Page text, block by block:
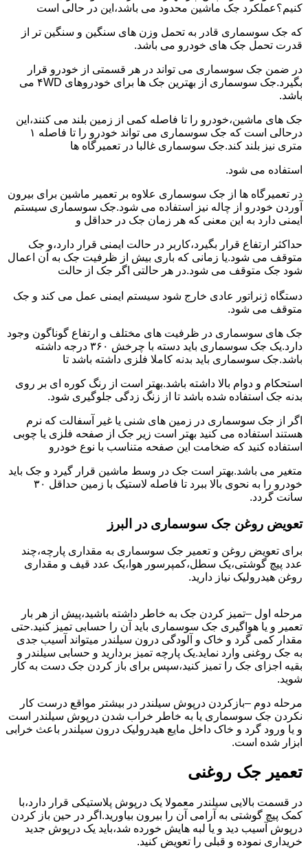
کنیم؟عملکرد جک ماشین محدود می باشد،این در حالی است
که جک سوسماری قادر به تحمل وزن های سنگین و سنگین تر از
قدرت تحمل جک های خودرو می باشد.
در ضمن جک سوسماری می تواند در هر قسمتی از خودرو قرار
بگیرد.جک سوسماری از بهترین جک ها برای خودروهای ۴WD می
باشد.
جک های ماشین،خودرو را تا فاصله کمی از زمین بلند می کنند،این
درحالی است که جک سوسماری می تواند خودرو را تا فاصله ۱
متری نیز بلند کند.جک سوسماری غالبا در تعمیرگاه ها
استفاده می شود.
در تعمیرگاه ها از جک سوسماری علاوه بر تعمیر ماشین برای بیرون
آوردن خودرو از چاله نیز استفاده می شود.جک سوسماری سیستم
ایمنی دارد به این معنی که هر زمان جک در حداقل و
حداکثر ارتفاع قرار بگیرد،کاربر در حالت ایمنی قرار دارد،و جک
متوقف می شود.یا زمانی که باری بیش از ظرفیت جک به آن اعمال
شود جک متوقف می شود.در هر حالتی اگر جک از حالت
دستگاه ژنراتور عادی خارج شود سیستم ایمنی عمل می کند و جک
متوقف می شود.
جک های سوسماری در ظرفیت های مختلف و ارتفاع گوناگون وجود
دارد.یک جک سوسماری باید دسته با چرخش ۳۶۰ درجه داشته
باشد.جک سوسماری باید بدنه کاملا فلزی داشته باشد تا
استحکام و دوام بالا داشته باشد.بهتر است از رنگ کوره ای بر روی
بدنه جک استفاده شده باشد تا از زنگ زدگی جلوگیری شود.
اگر از جک سوسماری در زمین های شنی یا غیر آسفالت که نرم
هستند استفاده می کنید بهتر است زیر جک از صفحه فلزی یا چوبی
استفاده کنید که ضخامت این صفحه متناسب با نوع خودرو
متغیر می باشد.بهتر است جک در وسط ماشین قرار گیرد و جک باید
خودرو را به نحوی بالا ببرد تا فاصله لاستیک با زمین حداقل ۳۰
سانت گردد.
تعویض روغن جک سوسماری در البرز
برای تعویض روغن و تعمیر جک سوسماری به مقداری پارچه،چند
عدد پیچ گوشتی،یک سطل،کمپرسور هوا،یک عدد قیف و مقداری
روغن هیدرولیک نیاز دارید.
مرحله اول –تمیز کردن جک به خاطر داشته باشید،پیش از هر بار
تعمیر و یا هواگیری جک سوسماری باید آن را حسابی تمیز کنید.حتی
مقدار کمی گرد و خاک و آلودگی درون سیلندر میتواند آسیب جدی
به جک روغنی وارد نماید.یک پارچه تمیز بردارید و حسابی سیلندر و
بقیه اجزای جک را تمیز کنید،سپس برای باز کردن جک دست به کار
شوید.
مرحله دوم –بازکردن درپوش سیلندر در بیشتر مواقع درست کار
نکردن جک سوسماری یا به خاطر خراب شدن درپوش سیلندر است
و یا ورود گرد و خاک داخل مایع هیدرولیک درون سیلندر باعث خرابی
ابزار شده است.
تعمیر جک روغنی
در قسمت بالایی سیلندر معمولا یک درپوش پلاستیکی قرار دارد،با
کمک پیچ گوشتی به آرامی آن را بیرون بیاورید.اگر در حین باز کردن
درپوش آسیب دید و یا لبه هایش خورده شد،باید یک درپوش جدید
خریداری نموده و قبلی را تعویض کنید.